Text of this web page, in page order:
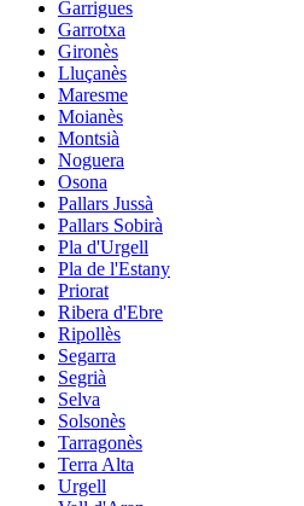
Garrigues
Garrotxa
Gironès
Lluçanès
Maresme
Moianès
Montsià
Noguera
Osona
Pallars Jussà
Pallars Sobirà
Pla d'Urgell
Pla de l'Estany
Priorat
Ribera d'Ebre
Ripollès
Segarra
Segrià
Selva
Solsonès
Tarragonès
Terra Alta
Urgell